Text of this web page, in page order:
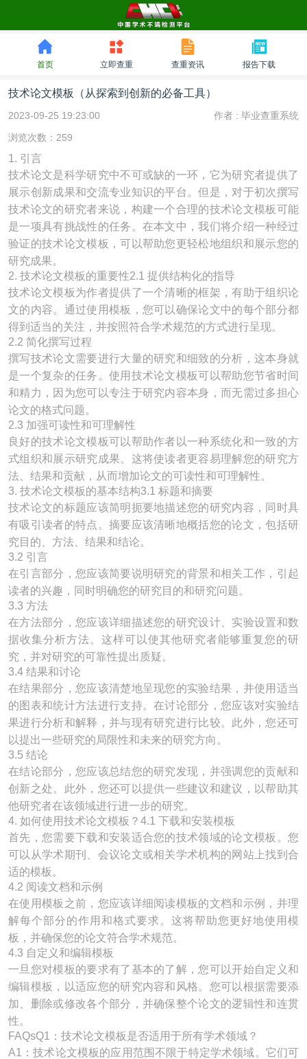
首页 立即查重 查重资讯 报告下载
技术论文模板（从探索到创新的必备工具）
2023-09-25 19:23:00 作者 : 毕业查重系统
浏览次数：259
1. 引言
技术论文是科学研究中不可或缺的一环，它为研究者提供了
展示创新成果和交流专业知识的平台。但是，对于初次撰写
技术论文的研究者来说，构建一个合理的技术论文模板可能
是一项具有挑战性的任务。在本文中，我们将介绍一种经过
验证的技术论文模板，可以帮助您更轻松地组织和展示您的
研究成果。
2. 技术论文模板的重要性2.1 提供结构化的指导
技术论文模板为作者提供了一个清晰的框架，有助于组织论
文的内容。通过使用模板，您可以确保论文中的每个部分都
得到适当的关注，并按照符合学术规范的方式进行呈现。
2.2 简化撰写过程
撰写技术论文需要进行大量的研究和细致的分析，这本身就
是一个复杂的任务。使用技术论文模板可以帮助您节省时间
和精力，因为您可以专注于研究内容本身，而无需过多担心
论文的格式问题。
2.3 加强可读性和可理解性
良好的技术论文模板可以帮助作者以一种系统化和一致的方
式组织和展示研究成果。这将使读者更容易理解您的研究方
法、结果和贡献，从而增加论文的可读性和可理解性。
3. 技术论文模板的基本结构3.1 标题和摘要
技术论文的标题应该简明扼要地描述您的研究内容，同时具
有吸引读者的特点。摘要应该清晰地概括您的论文，包括研
究目的、方法、结果和结论。
3.2 引言
在引言部分，您应该简要说明研究的背景和相关工作，引起
读者的兴趣，同时明确您的研究目的和研究问题。
3.3 方法
在方法部分，您应该详细描述您的研究设计、实验设置和数
据收集分析方法。这样可以使其他研究者能够重复您的研
究，并对研究的可靠性提出质疑。
3.4 结果和讨论
在结果部分，您应该清楚地呈现您的实验结果，并使用适当
的图表和统计方法进行支持。在讨论部分，您应该对实验结
果进行分析和解释，并与现有研究进行比较。此外，您还可
以提出一些研究的局限性和未来的研究方向。
3.5 结论
在结论部分，您应该总结您的研究发现，并强调您的贡献和
创新之处。此外，您还可以提供一些建议和建议，以帮助其
他研究者在该领域进行进一步的研究。
4. 如何使用技术论文模板？4.1 下载和安装模板
首先，您需要下载和安装适合您的技术领域的论文模板。您
可以从学术期刊、会议论文或相关学术机构的网站上找到合
适的模板。
4.2 阅读文档和示例
在使用模板之前，您应该详细阅读模板的文档和示例，并理
解每个部分的作用和格式要求。这将帮助您更好地使用模
板，并确保您的论文符合学术规范。
4.3 自定义和编辑模板
一旦您对模板的要求有了基本的了解，您可以开始自定义和
编辑模板，以适应您的研究内容和风格。您可以根据需要添
加、删除或修改各个部分，并确保整个论文的逻辑性和连贯
性。
FAQsQ1：技术论文模板是否适用于所有学术领域？
A1：技术论文模板的应用范围不限于特定学术领域。它们可